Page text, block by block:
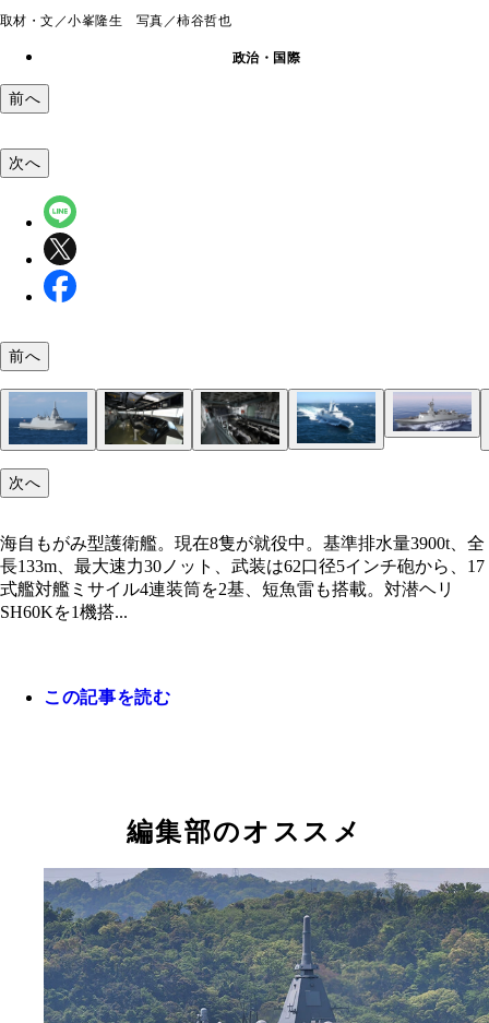
取材・文／小峯隆生 写真／柿谷哲也
政治・国際
前へ
も搭載。対潜ヘリSH60Kを1機搭載。まさに何でも
せるフリゲート艦（写真：柿谷哲也）
基、自国開発防空ミサイル、エクゾセ対艦ミサイ
短魚雷2基。アルゼンチン海軍も運用中（写真：ブ
ム ウント フォス）
スペイン、ALFA3000フリゲート艦完成予想図。満
水量3500t～4000t。全長104m。76㎜砲1基、対艦ミ
8発、16セルVLSに対空ミサイル、3連装魚雷発射
873億円。韓国の安さ爆発である（写真：柿谷哲也
次へ
前へ
次へ
海自もがみ型護衛艦。現在8隻が就役中。基準排水量3900t、全
長133m、最大速力30ノット、武装は62口径5インチ砲から、17
式艦対艦ミサイル4連装筒を2基、短魚雷も搭載。対潜ヘリ
SH60Kを1機搭...
この記事を読む
編集部のオススメ